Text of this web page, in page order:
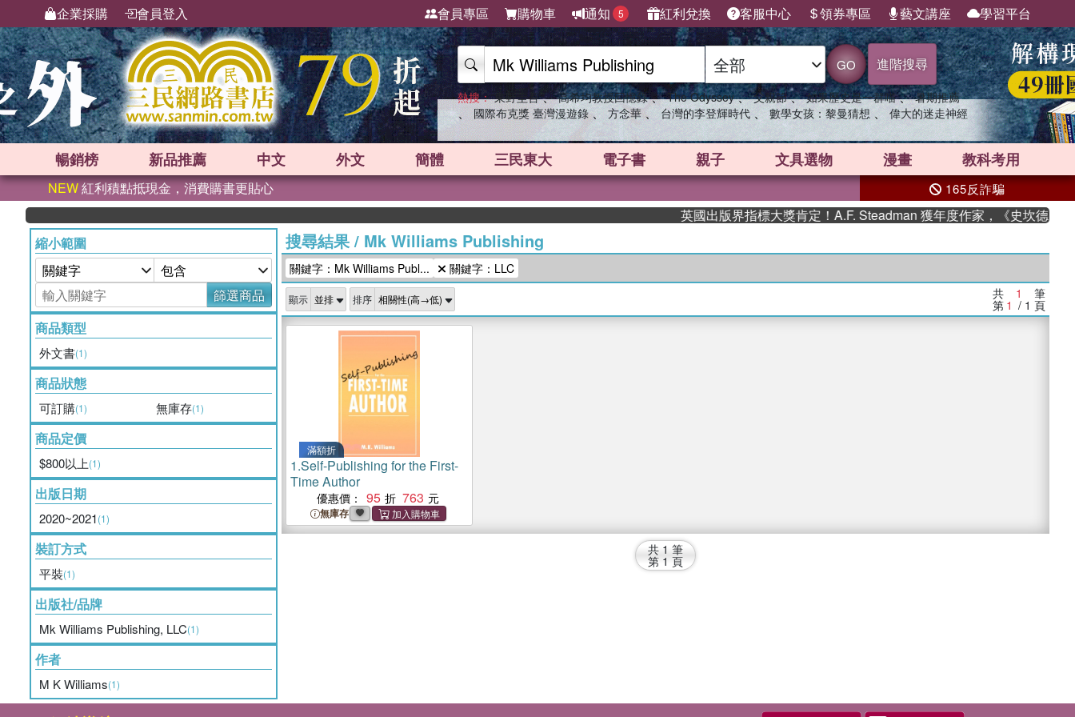
企業採購 會員登入 會員專區 購物車 通知 5 紅利兌換 客服中心 領券專區 藝文講座 學習平台
GO 進階搜尋
熱搜： 東野圭吾 、 高希均教授回憶錄 、 The Odyssey 、 父親節 、 如果歷史是一群喵 、 暑期推薦
、 國際布克獎 臺灣漫遊錄 、 方念華 、 台灣的李登輝時代 、 數學女孩：黎曼猜想 、 偉大的迷走神經
暢銷榜 新品推薦 中文 外文 簡體 三民東大 電子書 親子 文具選物 漫畫 教科考用
NEW紅利積點抵現金，消費購書更貼心 165反詐騙
英國出版界指標大獎肯定！A.F. Steadman 獲年度作家，《史坎德》系
縮小範圍
篩選商品
商品類型
外文書(1)
商品狀態
可訂購(1) 無庫存(1)
商品定價
$800以上(1)
出版日期
2020~2021(1)
裝訂方式
平裝(1)
出版社/品牌
Mk Williams Publishing, LLC(1)
作者
M K Williams(1)
搜尋結果/ Mk Williams Publishing
關鍵字：Mk Williams Publ... 關鍵字：LLC
顯示 排序 共 1 筆
第 1 / 1 頁
滿額折
1.Self-Publishing for the First-
Time Author
優惠價： 95 763
無庫存
共 1 筆
第 1 頁